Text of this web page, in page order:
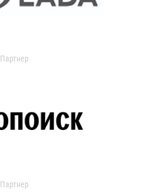
Партнер
Партнер